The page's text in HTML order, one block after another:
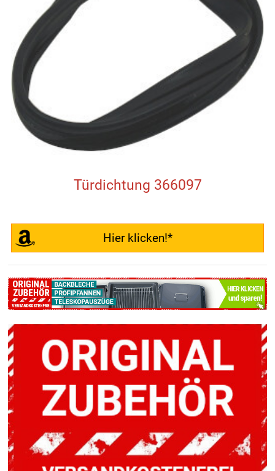
Türdichtung 366097
Hier klicken!*